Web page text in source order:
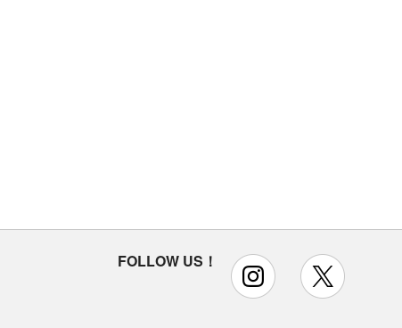
FOLLOW US！ instagram